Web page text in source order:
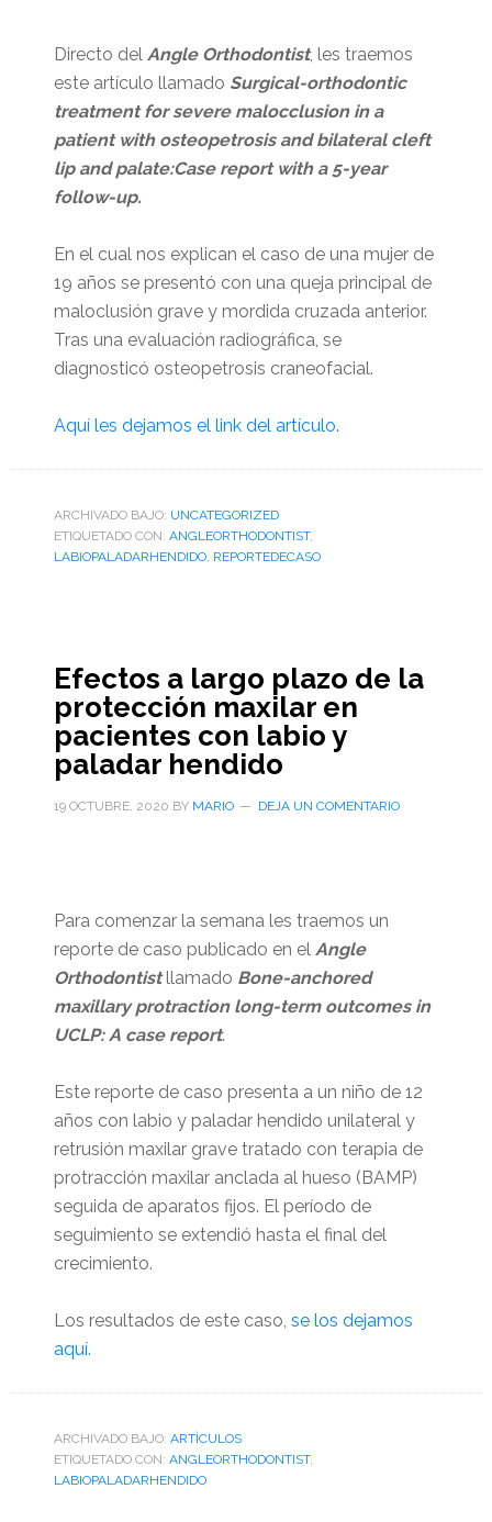
Directo del Angle Orthodontist, les traemos
este artículo llamado Surgical-orthodontic
treatment for severe malocclusion in a
patient with osteopetrosis and bilateral cleft
lip and palate:Case report with a 5-year
follow-up.
En el cual nos explican el caso de una mujer de
19 años se presentó con una queja principal de
maloclusión grave y mordida cruzada anterior.
Tras una evaluación radiográfica, se
diagnosticó osteopetrosis craneofacial.
Aquí les dejamos el link del artículo.
ARCHIVADO BAJO: UNCATEGORIZED
ETIQUETADO CON: ANGLEORTHODONTIST,
LABIOPALADARHENDIDO, REPORTEDECASO
Efectos a largo plazo de la
protección maxilar en
pacientes con labio y
paladar hendido
19 OCTUBRE, 2020 BY MARIO DEJA UN COMENTARIO
Para comenzar la semana les traemos un
reporte de caso publicado en el Angle
Orthodontistllamado Bone-anchored
maxillary protraction long-term outcomes in
UCLP: A case report.
Este reporte de caso presenta a un niño de 12
años con labio y paladar hendido unilateral y
retrusión maxilar grave tratado con terapia de
protracción maxilar anclada al hueso (BAMP)
seguida de aparatos fijos. El período de
seguimiento se extendió hasta el final del
crecimiento.
Los resultados de este caso, se los dejamos
aquí.
ARCHIVADO BAJO: ARTÌCULOS
ETIQUETADO CON: ANGLEORTHODONTIST,
LABIOPALADARHENDIDO